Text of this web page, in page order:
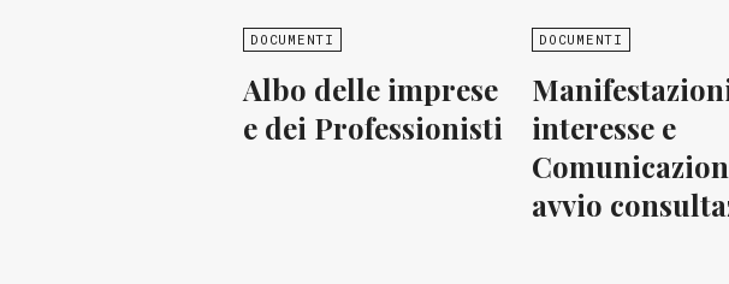
DOCUMENTI
Albo delle imprese
e dei Professionisti
DOCUMENTI
interesse e
avvio